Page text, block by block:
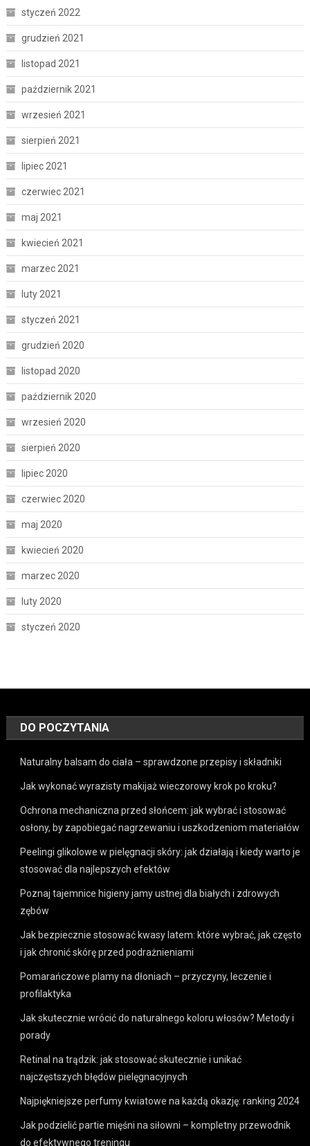
styczeń 2022
grudzień 2021
listopad 2021
październik 2021
wrzesień 2021
sierpień 2021
lipiec 2021
czerwiec 2021
maj 2021
kwiecień 2021
marzec 2021
luty 2021
styczeń 2021
grudzień 2020
listopad 2020
październik 2020
wrzesień 2020
sierpień 2020
lipiec 2020
czerwiec 2020
maj 2020
kwiecień 2020
marzec 2020
luty 2020
styczeń 2020
DO POCZYTANIA
Naturalny balsam do ciała – sprawdzone przepisy i składniki
Jak wykonać wyrazisty makijaż wieczorowy krok po kroku?
Ochrona mechaniczna przed słońcem: jak wybrać i stosować
osłony, by zapobiegać nagrzewaniu i uszkodzeniom materiałów
Peelingi glikolowe w pielęgnacji skóry: jak działają i kiedy warto je
stosować dla najlepszych efektów
Poznaj tajemnice higieny jamy ustnej dla białych i zdrowych
zębów
Jak bezpiecznie stosować kwasy latem: które wybrać, jak często
i jak chronić skórę przed podrażnieniami
Pomarańczowe plamy na dłoniach – przyczyny, leczenie i
profilaktyka
Jak skutecznie wrócić do naturalnego koloru włosów? Metody i
porady
Retinal na trądzik: jak stosować skutecznie i unikać
najczęstszych błędów pielęgnacyjnych
Najpiękniejsze perfumy kwiatowe na każdą okazję: ranking 2024
Jak podzielić partie mięśni na siłowni – kompletny przewodnik
do efektywnego treningu